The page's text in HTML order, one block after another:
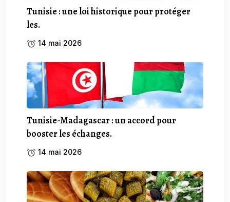
Tunisie : une loi historique pour protéger
les.
14 mai 2026
Tunisie-Madagascar : un accord pour
booster les échanges.
14 mai 2026